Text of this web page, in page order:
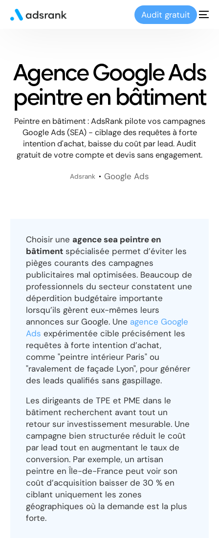
Audit gratuit
Agence Google Ads
peintre en bâtiment
Peintre en bâtiment : AdsRank pilote vos campagnes
Google Ads (SEA) - ciblage des requêtes à forte
intention d'achat, baisse du coût par lead. Audit
gratuit de votre compte et devis sans engagement.
Adsrank Google Ads
Choisir une agence sea peintre en
bâtiment spécialisée permet d’éviter les
pièges courants des campagnes
publicitaires mal optimisées. Beaucoup de
professionnels du secteur constatent une
déperdition budgétaire importante
lorsqu’ils gèrent eux-mêmes leurs
annonces sur Google. Une agence Google
Ads expérimentée cible précisément les
requêtes à forte intention d’achat,
comme "peintre intérieur Paris" ou
"ravalement de façade Lyon", pour générer
des leads qualifiés sans gaspillage.
Les dirigeants de TPE et PME dans le
bâtiment recherchent avant tout un
retour sur investissement mesurable. Une
campagne bien structurée réduit le coût
par lead tout en augmentant le taux de
conversion. Par exemple, un artisan
peintre en Île-de-France peut voir son
coût d’acquisition baisser de 30 % en
ciblant uniquement les zones
géographiques où la demande est la plus
forte.